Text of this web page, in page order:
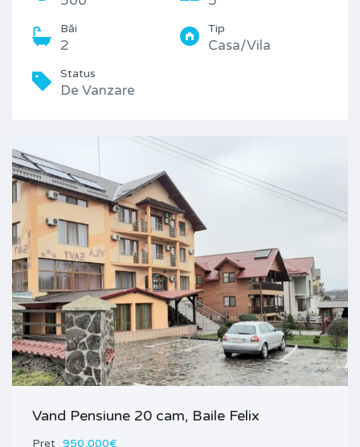
Băi
2
Tip
Casa/Vila
Status
De Vanzare
Vand Pensiune 20 cam, Baile Felix
Pret 950,000€